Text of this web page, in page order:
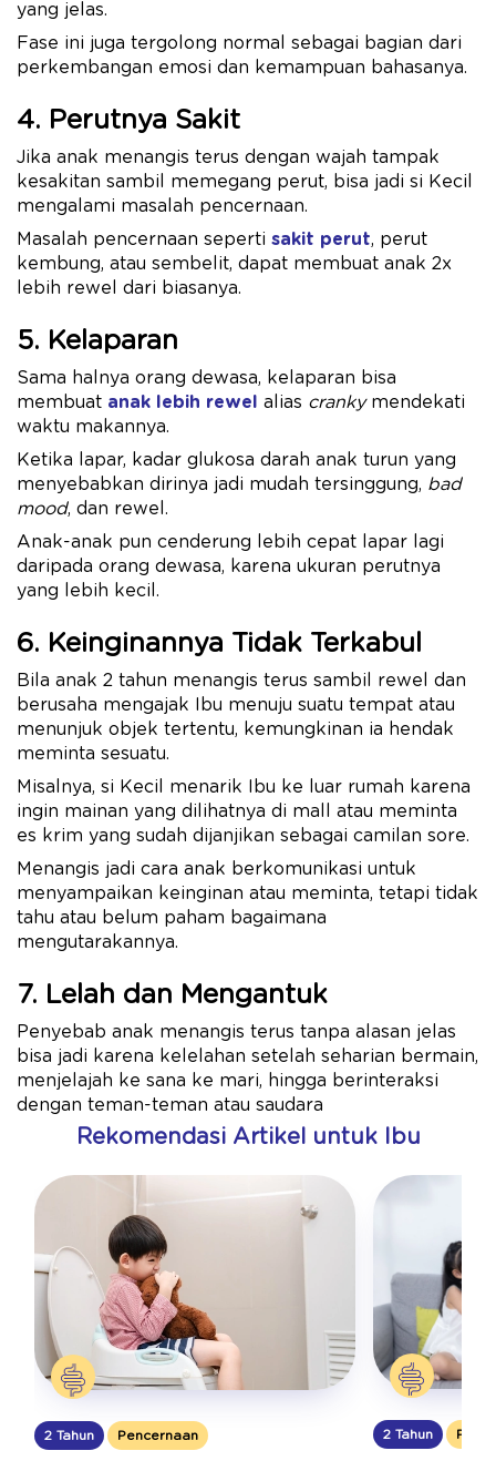
yang jelas.
Fase ini juga tergolong normal sebagai bagian dari
perkembangan emosi dan kemampuan bahasanya.
4. Perutnya Sakit
Jika anak menangis terus dengan wajah tampak
kesakitan sambil memegang perut, bisa jadi si Kecil
mengalami masalah pencernaan.
Masalah pencernaan seperti sakit perut, perut
kembung, atau sembelit, dapat membuat anak 2x
lebih rewel dari biasanya.
5. Kelaparan
Sama halnya orang dewasa, kelaparan bisa
membuat anak lebih rewel alias cranky mendekati
waktu makannya.
Ketika lapar, kadar glukosa darah anak turun yang
menyebabkan dirinya jadi mudah tersinggung, bad
mood, dan rewel.
Anak-anak pun cenderung lebih cepat lapar lagi
daripada orang dewasa, karena ukuran perutnya
yang lebih kecil.
6. Keinginannya Tidak Terkabul
Bila anak 2 tahun menangis terus sambil rewel dan
berusaha mengajak Ibu menuju suatu tempat atau
menunjuk objek tertentu, kemungkinan ia hendak
meminta sesuatu.
Misalnya, si Kecil menarik Ibu ke luar rumah karena
ingin mainan yang dilihatnya di mall atau meminta
es krim yang sudah dijanjikan sebagai camilan sore.
Menangis jadi cara anak berkomunikasi untuk
menyampaikan keinginan atau meminta, tetapi tidak
tahu atau belum paham bagaimana
mengutarakannya.
7. Lelah dan Mengantuk
Penyebab anak menangis terus tanpa alasan jelas
bisa jadi karena kelelahan setelah seharian bermain,
menjelajah ke sana ke mari, hingga berinteraksi
dengan teman-teman atau saudara
Rekomendasi Artikel untuk Ibu
2 Tahun Pencernaan 2 Tahun